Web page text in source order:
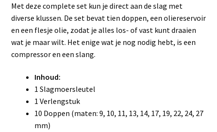
Met deze complete set kun je direct aan de slag met
diverse klussen. De set bevat tien doppen, een oliereservoir
en een flesje olie, zodat je alles los- of vast kunt draaien
wat je maar wilt. Het enige wat je nog nodig hebt, is een
compressor en een slang.
Inhoud:
1 Slagmoersleutel
1 Verlengstuk
10 Doppen (maten: 9, 10, 11, 13, 14, 17, 19, 22, 24, 27
mm)